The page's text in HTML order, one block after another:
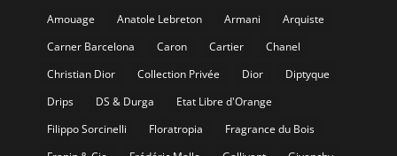
Amouage Anatole Lebreton Armani
Arquiste
Carner Barcelona
Caron Cartier
Chanel
Christian Dior
Collection Privée Dior
Diptyque
Drips
DS & Durga
Etat Libre d'Orange
Filippo Sorcinelli
Floratropia
Fragrance du Bois